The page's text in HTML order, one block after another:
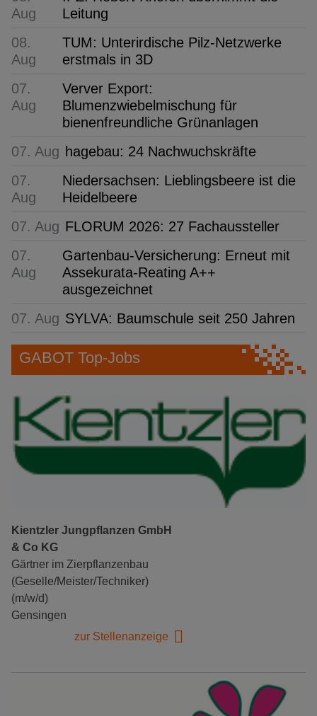
Aug
Leitung
08.
Aug
TUM: Unterirdische Pilz-Netzwerke
erstmals in 3D
07.
Aug
Verver Export:
Blumenzwiebelmischung für
bienenfreundliche Grünanlagen
07. Aug hagebau: 24 Nachwuchskräfte
07.
Aug
Niedersachsen: Lieblingsbeere ist die
Heidelbeere
07. Aug FLORUM 2026: 27 Fachaussteller
07.
Aug
Gartenbau-Versicherung: Erneut mit
Assekurata-Reating A++
ausgezeichnet
07. Aug SYLVA: Baumschule seit 250 Jahren
GABOT Top-Jobs
Kientzler Jungpflanzen GmbH
& Co KG
Gärtner im Zierpflanzenbau
(Geselle/Meister/Techniker)
(m/w/d)
Gensingen
zur Stellenanzeige